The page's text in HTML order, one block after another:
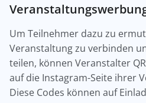
Um Teilnehmer dazu zu
Veranstaltung zu verbinden
teilen, können Veranstalter
auf die Instagram-Seite ihrer
Diese Codes können auf